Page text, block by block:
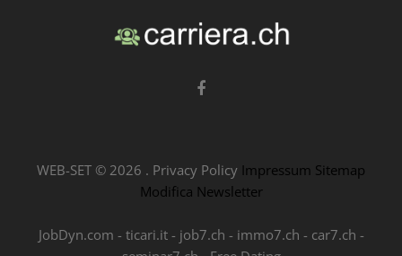
WEB-SET © 2026 . Privacy Policy Impressum Sitemap
Modifica Newsletter
JobDyn.com - ticari.it- job7.ch - immo7.ch - car7.ch -